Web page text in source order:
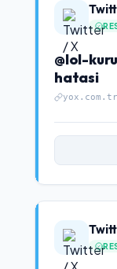
@lol-
hatasi
yox.com.tr